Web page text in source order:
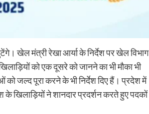
खेल मंत्री रेखा आर्या के निर्देश पर खेल विभाग
को एक दूसरे को जानने का भी मौका भी
को जल्द पूरा करने के भी निर्देश दिए हैं। प्रदेश में
खिलाड़ियों ने शानदार प्रदर्शन करते हुए पदकों